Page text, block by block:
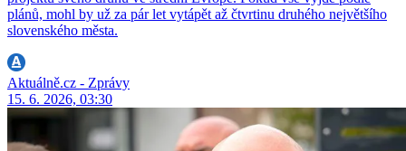
plánů, mohl by už za pár let vytápět až čtvrtinu druhého největšího
slovenského města.
Aktuálně.cz - Zprávy
15. 6. 2026, 03:30